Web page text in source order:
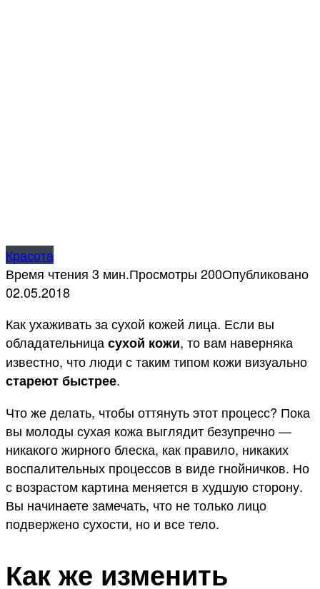
Красота
Время чтения 3 мин.Просмотры 200Опубликовано
02.05.2018
Как ухаживать за сухой кожей лица. Если вы
обладательницасухой кожи, то вам наверняка
известно, что люди с таким типом кожи визуально
стареют быстрее.
Что же делать, чтобы оттянуть этот процесс? Пока
вы молоды сухая кожа выглядит безупречно —
никакого жирного блеска, как правило, никаких
воспалительных процессов в виде гнойничков. Но
с возрастом картина меняется в худшую сторону.
Вы начинаете замечать, что не только лицо
подвержено сухости, но и все тело.
Как же изменить